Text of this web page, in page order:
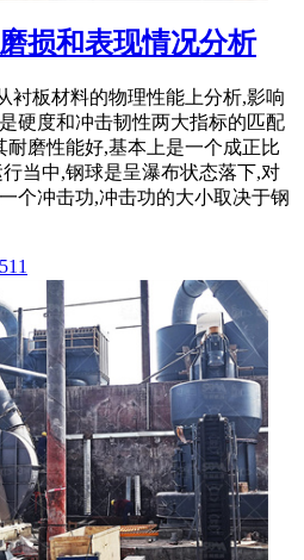
损和表现情况分析
衬板材料的物理性能上分析,影响
硬度和冲击韧性两大指标的匹配
耐磨性能好,基本上是一个成正比
当中,钢球是呈瀑布状态落下,对
个冲击功,冲击功的大小取决于钢